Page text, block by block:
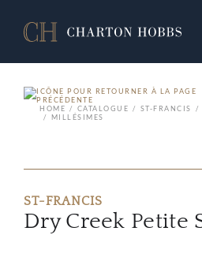
HOME
CATALOGUE ST-FRANCIS
MILLÉSIMES
ST-FRANCIS
Dry Creek Petite